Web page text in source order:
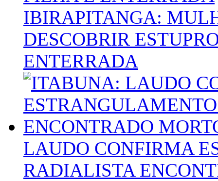
IBIRAPITANGA:
DESCOBRIR
ENTERRADA
LAUDO CONFIRMA
RADIALISTA